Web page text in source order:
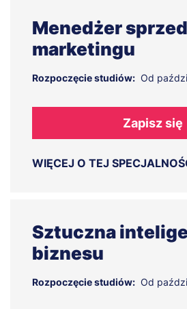
Menedżer
marketingu
Rozpoczęcie studiów: Od
Zapisz się
WIĘCEJ O TEJ
Sztuczna
biznesu
Rozpoczęcie studiów: Od